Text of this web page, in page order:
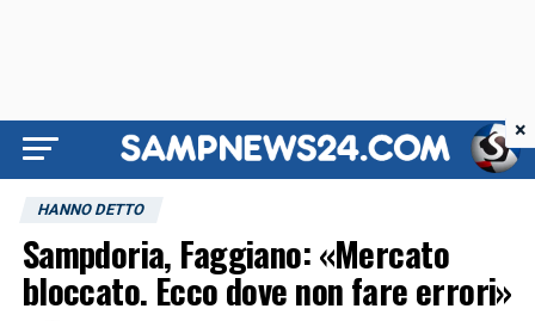
HANNO DETTO
Sampdoria, Faggiano: «Mercato
bloccato. Ecco dove non fare errori»
×